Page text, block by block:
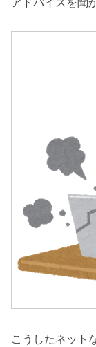
こうしたネット